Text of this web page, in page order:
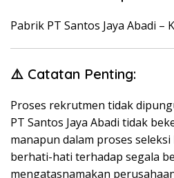
Pabrik PT Santos Jaya Abadi –
⚠️ Catatan Penting:
Proses rekrutmen tidak
PT Santos Jaya Abadi tidak
manapun dalam proses
berhati-hati terhadap segala
mengatasnamakan